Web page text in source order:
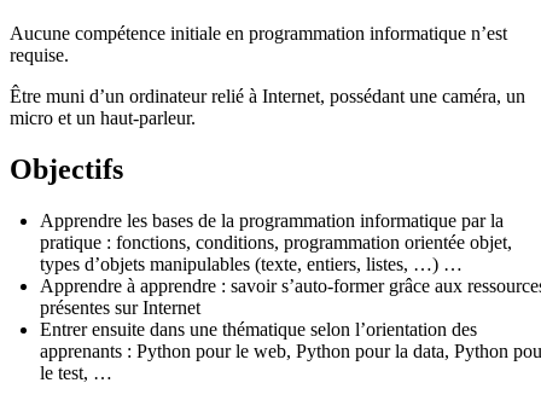
Aucune compétence initiale en programmation informatique n’est
requise.
Être muni d’un ordinateur relié à Internet, possédant une caméra, un
micro et un haut-parleur.
Objectifs
Apprendre les bases de la programmation informatique par la
pratique : fonctions, conditions, programmation orientée objet,
types d’objets manipulables (texte, entiers, listes, …) …
Apprendre à apprendre : savoir s’auto-former grâce aux
présentes sur Internet
Entrer ensuite dans une thématique selon l’orientation des
apprenants : Python pour le web, Python pour la data, Python
le test, …